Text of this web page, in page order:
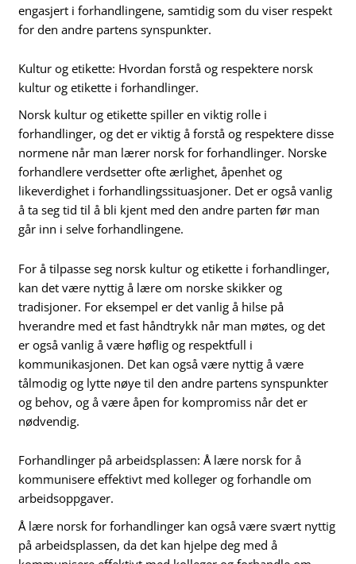
engasjert i forhandlingene, samtidig som du viser respekt
for den andre partens synspunkter.
Kultur og etikette: Hvordan forstå og respektere norsk
kultur og etikette i forhandlinger.
Norsk kultur og etikette spiller en viktig rolle i
forhandlinger, og det er viktig å forstå og respektere disse
normene når man lærer norsk for forhandlinger. Norske
forhandlere verdsetter ofte ærlighet, åpenhet og
likeverdighet i forhandlingssituasjoner. Det er også vanlig
å ta seg tid til å bli kjent med den andre parten før man
går inn i selve forhandlingene.
For å tilpasse seg norsk kultur og etikette i forhandlinger,
kan det være nyttig å lære om norske skikker og
tradisjoner. For eksempel er det vanlig å hilse på
hverandre med et fast håndtrykk når man møtes, og det
er også vanlig å være høflig og respektfull i
kommunikasjonen. Det kan også være nyttig å være
tålmodig og lytte nøye til den andre partens synspunkter
og behov, og å være åpen for kompromiss når det er
nødvendig.
Forhandlinger på arbeidsplassen: Å lære norsk for å
kommunisere effektivt med kolleger og forhandle om
arbeidsoppgaver.
Å lære norsk for forhandlinger kan også være svært nyttig
på arbeidsplassen, da det kan hjelpe deg med å